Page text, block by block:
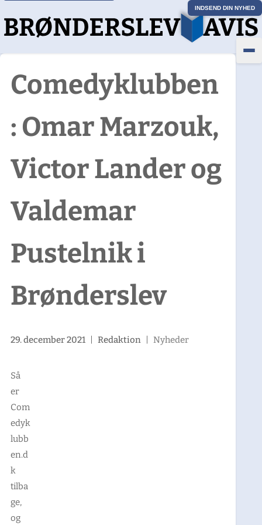
INDSEND DIN NYHED
Comedyklubben
: Omar Marzouk,
Victor Lander og
Valdemar
Pustelnik i
Brønderslev
29. december 2021 |Redaktion |Nyheder
Så
er
Com
edyk
lubb
en.d
k
tilba
ge,
og